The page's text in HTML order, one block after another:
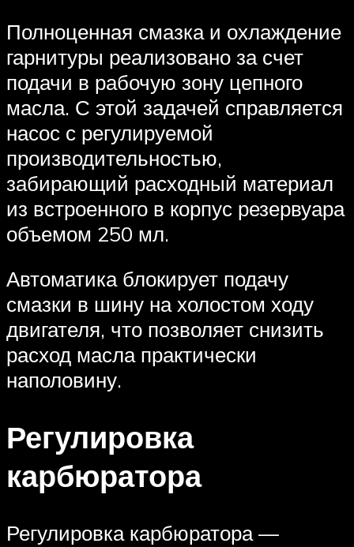
Полноценная смазка и охлаждение
гарнитуры реализовано за счет
подачи в рабочую зону цепного
масла. С этой задачей справляется
насос с регулируемой
производительностью,
забирающий расходный материал
из встроенного в корпус резервуара
объемом 250 мл.
Автоматика блокирует подачу
смазки в шину на холостом ходу
двигателя, что позволяет снизить
расход масла практически
наполовину.
Регулировка
карбюратора
Регулировка карбюратора —